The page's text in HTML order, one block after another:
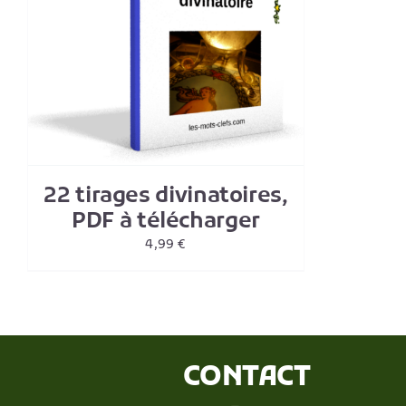
22 tirages divinatoires,
PDF à télécharger
4,99€
CONTACT